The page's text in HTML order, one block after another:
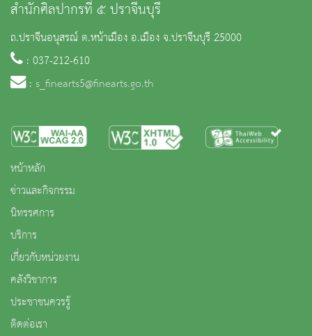
สำนักศิลปากรที่ ๕ ปราจีนบุรี
ถ.ปราจีนอนุสรณ์ ต.หน้าเมือง อ.เมือง จ.ปราจีนบุรี 25000
: 037-212-610
: s_finearts5@finearts.go.th
หน้าหลัก
ข่าวและกิจกรรม
นิทรรศการ
บริการ
เกี่ยวกับหน่วยงาน
คลังวิชาการ
ประชาชนควรรู้
ติดต่อเรา